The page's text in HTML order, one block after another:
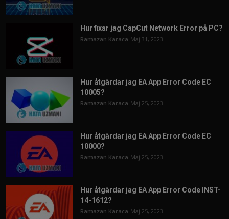
Hur fixar jag CapCut Network Error på PC?
Ramazan Karaca Maj 31, 2023
Hur åtgärdar jag EA App Error Code EC
10005?
Ramazan Karaca Maj 25, 2023
Hur åtgärdar jag EA App Error Code EC
10000?
Ramazan Karaca Maj 25, 2023
Hur åtgärdar jag EA App Error Code INST-
14-1612?
Ramazan Karaca Maj 25, 2023